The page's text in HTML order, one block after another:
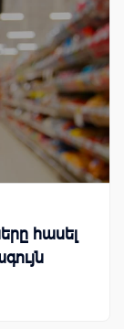
հասել